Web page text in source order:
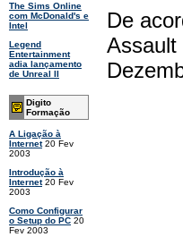
The Sims Online
com McDonald's e
Intel
Legend
Entertainment
adia lançamento
de Unreal II
Digito
Formação
A Ligação à
Internet20 Fev
2003
Introdução à
Internet20 Fev
2003
Como Configurar
o Setup do PC 20
Fev 2003
De
Assault